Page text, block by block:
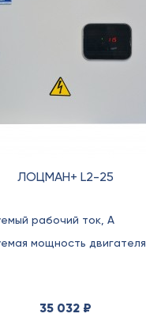
ЛОЦМАН+ L2-25
рабочий ток, А
мощность двигателя,
35 032 ₽